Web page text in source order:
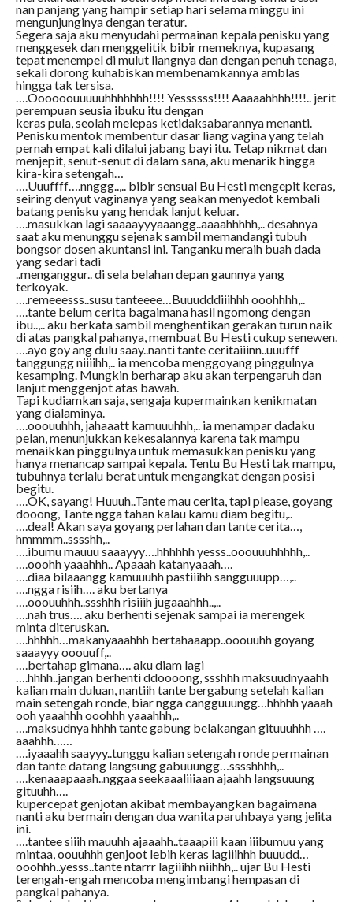
nan panjang yang hampir setiap hari selama minggu ini
mengunjunginya dengan teratur.
Segera saja aku menyudahi permainan kepala penisku yang
menggesek dan menggelitik bibir memeknya, kupasang
tepat menempel di mulut liangnya dan dengan penuh tenaga,
sekali dorong kuhabiskan membenamkannya amblas
hingga tak tersisa.
….Oooooouuuuuhhhhhhh!!!! Yessssss!!!! Aaaaahhhh!!!!.. jerit
perempuan seusia ibuku itu dengan
keras pula, seolah melepas ketidaksabarannya menanti.
Penisku mentok membentur dasar liang vagina yang telah
pernah empat kali dilalui jabang bayi itu. Tetap nikmat dan
menjepit, senut-senut di dalam sana, aku menarik hingga
kira-kira setengah…
….Uuuffff….nnggg..,.. bibir sensual Bu Hesti mengepit keras,
seiring denyut vaginanya yang seakan menyedot kembali
batang penisku yang hendak lanjut keluar.
….masukkan lagi saaaayyyaaangg..aaaahhhhh,.. desahnya
saat aku menunggu sejenak sambil memandangi tubuh
bongsor dosen akuntansi ini. Tanganku meraih buah dada
yang sedari tadi
..menganggur.. di sela belahan depan gaunnya yang
terkoyak.
….remeeesss..susu tanteeee…Buuudddiiihhh ooohhhh,..
….tante belum cerita bagaimana hasil ngomong dengan
ibu..,.. aku berkata sambil menghentikan gerakan turun naik
di atas pangkal pahanya, membuat Bu Hesti cukup senewen.
….ayo goy ang dulu saay..nanti tante ceritaiiinn..uuufff
tanggungg niiiihh,.. ia mencoba menggoyang pinggulnya
kesamping. Mungkin berharap aku akan terpengaruh dan
lanjut menggenjot atas bawah.
Tapi kudiamkan saja, sengaja kupermainkan kenikmatan
yang dialaminya.
….ooouuhhh, jahaaatt kamuuuhhh,.. ia menampar dadaku
pelan, menunjukkan kekesalannya karena tak mampu
menaikkan pinggulnya untuk memasukkan penisku yang
hanya menancap sampai kepala. Tentu Bu Hesti tak mampu,
tubuhnya terlalu berat untuk mengangkat dengan posisi
begitu.
….OK, sayang! Huuuh..Tante mau cerita, tapi please, goyang
dooong, Tante ngga tahan kalau kamu diam begitu,..
….deal! Akan saya goyang perlahan dan tante cerita…,
hmmmm..sssshh,..
….ibumu mauuu saaayyy….hhhhhh yesss..ooouuuhhhhh,..
….ooohh yaaahhh.. Apaaah katanyaaah….
….diaa bilaaangg kamuuuhh pastiiihh sangguuupp…,..
….ngga risiih…. aku bertanya
….ooouuhhh..ssshhh risiiih jugaaahhh..,..
….nah trus…. aku berhenti sejenak sampai ia merengek
minta diteruskan.
….hhhhh…makanyaaahhh bertahaaapp..ooouuhh goyang
saaayyy ooouuff,..
….bertahap gimana…. aku diam lagi
….hhhh..jangan berhenti ddoooong, ssshhh maksuudnyaahh
kalian main duluan, nantiih tante bergabung setelah kalian
main setengah ronde, biar ngga cangguuungg…hhhhh yaaah
ooh yaaahhh ooohhh yaaahhh,..
….maksudnya hhhh tante gabung belakangan gituuuhhh ….
aaahhh……
….iyaaahh saayyy..tunggu kalian setengah ronde permainan
dan tante datang langsung gabuuungg…sssshhhh,..
….kenaaapaaah..nggaa seekaaaliiiaan ajaahh langsuuung
gituuhh….
kupercepat genjotan akibat membayangkan bagaimana
nanti aku bermain dengan dua wanita paruhbaya yang jelita
ini.
….tantee siiih mauuhh ajaaahh..taaapiii kaan iiibumuu yang
mintaa, oouuhhh genjoot lebih keras lagiiihhh buuudd…
ooohhh..yesss..tante ntarrr lagiiihh niihhh,.. ujar Bu Hesti
terengah-engah mencoba mengimbangi hempasan di
pangkal pahanya.